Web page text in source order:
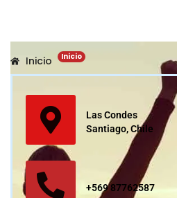
Inicio Inicio
Las Condes
Santiago, Chile
+569 87762587